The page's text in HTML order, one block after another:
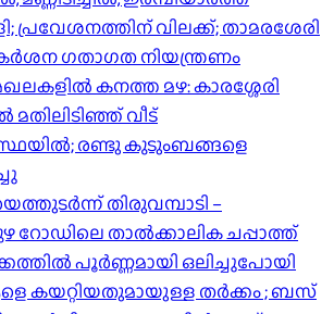
പ്രവേശനത്തിന് വിലക്ക്; താമരശേരി
ഗതാഗത നിയന്ത്രണം
കനത്ത മഴ: കാരശ്ശേരി
മതിലിടിഞ്ഞ് വീട്
രണ്ടു കുടുംബങ്ങളെ
തിരുവമ്പാടി –
റോഡിലെ താൽക്കാലിക ചപ്പാത്ത്
പൂർണ്ണമായി ഒലിച്ചുപോയി
കയറ്റിയതുമായുള്ള തർക്കം ; ബസ്